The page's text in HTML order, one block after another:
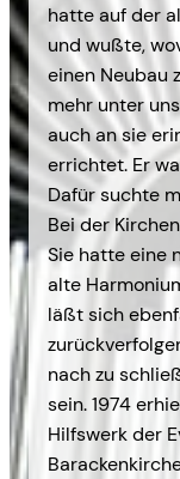
hatte auf der
und wußte,
einen Neubau
mehr unter
auch an sie
errichtet. Er
Dafür suchte
Bei der
Sie hatte eine
alte
läßt sich
nach zu
sein. 1974
Hilfs­werk der